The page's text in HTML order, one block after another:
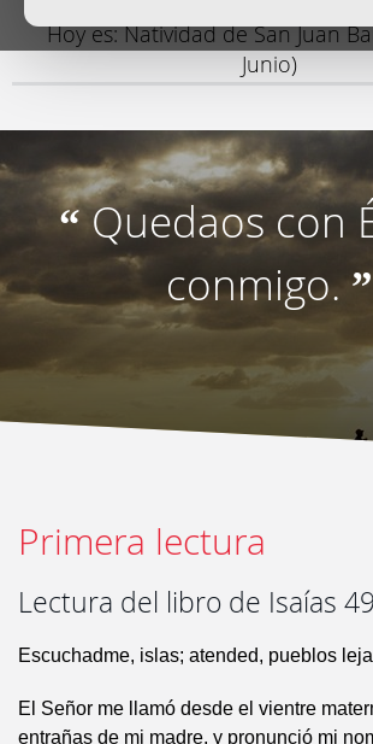
Hoy es: Natividad de San Juan
Junio)
“Quedaos con
conmigo.”
Primera lectura
Lectura del libro de Isaías
Escuchadme, islas; atended, pueblos
El Señor me llamó desde el vientre
entrañas de mi madre, y pronunció mi